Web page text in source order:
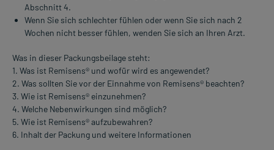
Abschnitt 4.
Wenn Sie sich schlechter fühlen oder wenn Sie sich nach 2
Wochen nicht besser fühlen, wenden Sie sich an Ihren Arzt.
Was in dieser Packungsbeilage steht:
1. Was ist Remisens® und wofür wird es angewendet?
2. Was sollten Sie vor der Einnahme von Remisens® beachten?
3. Wie ist Remisens® einzunehmen?
4. Welche Nebenwirkungen sind möglich?
5. Wie ist Remisens® aufzubewahren?
6. Inhalt der Packung und weitere Informationen